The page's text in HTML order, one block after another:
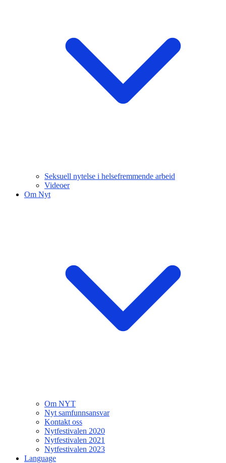
Seksuell nytelse i helsefremmende arbeid
Videoer
Om Nyt
Om NYT
Nyt samfunnsansvar
Kontakt oss
Nytfestivalen 2020
Nytfestivalen 2021
Nytfestivalen 2023
Language